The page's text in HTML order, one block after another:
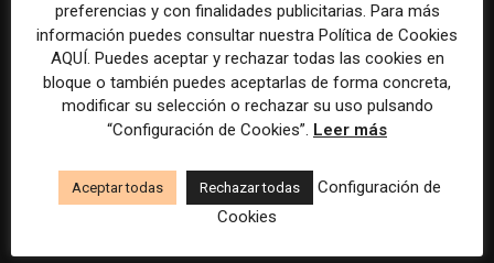
El periodista ya no basta: los
grandes medios rediseñan
que no existían hace cinco
años
Las aplicaciones móviles
ganan peso para los medios
fidelizar lectores y reducir
dependencia del tráfico
externo
preferencias y con finalidades publicitarias. Para más
información puedes consultar nuestra Política de Cookies
AQUÍ. Puedes aceptar y rechazar todas las cookies en
bloque o también puedes aceptarlas de forma concreta,
modificar su selección o rechazar su uso pulsando
“Configuración de Cookies”. Leer más
Aceptar todas Rechazar todas
Configuración de
Cookies